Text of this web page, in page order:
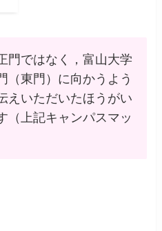
門ではなく，富山大学
（東門）に向かうよう
えいただいたほうがい
（上記キャンパスマッ